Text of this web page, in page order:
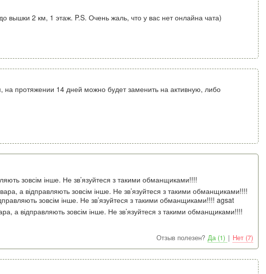
вышки 2 км, 1 этаж. P.S. Очень жаль, что у вас нет онлайна чата)
протяжении 14 дней можно будет заменить на активную, либо
зовсім інше. Не зв’язуйтеся з такими обманщиками!!!!
а відправляють зовсім інше. Не зв’язуйтеся з такими обманщиками!!!!
зовсім інше. Не зв’язуйтеся з такими обманщиками!!!! agsat
а відправляють зовсім інше. Не зв’язуйтеся з такими обманщиками!!!!
Отзыв полезен? Да (1) | Нет (7)